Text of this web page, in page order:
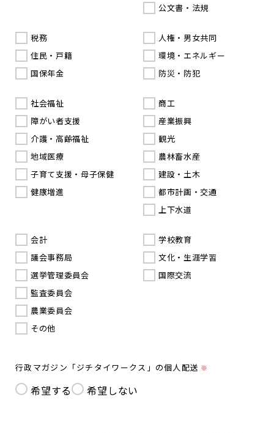
公文書・法規
税務
住民・戸籍
国保年金
人権・男女共同
環境・エネルギー
防災・防犯
社会福祉
障がい者支援
介護・高齢福祉
地域医療
子育て支援・母子保健
健康増進
商工
産業振興
観光
農林畜水産
建設・土木
都市計画・交通
上下水道
会計
議会事務局
選挙管理委員会
監査委員会
農業委員会
その他
学校教育
文化・生涯学習
国際交流
行政マガジン「ジチタイワークス」の個人配送 ※
希望する 希望しない